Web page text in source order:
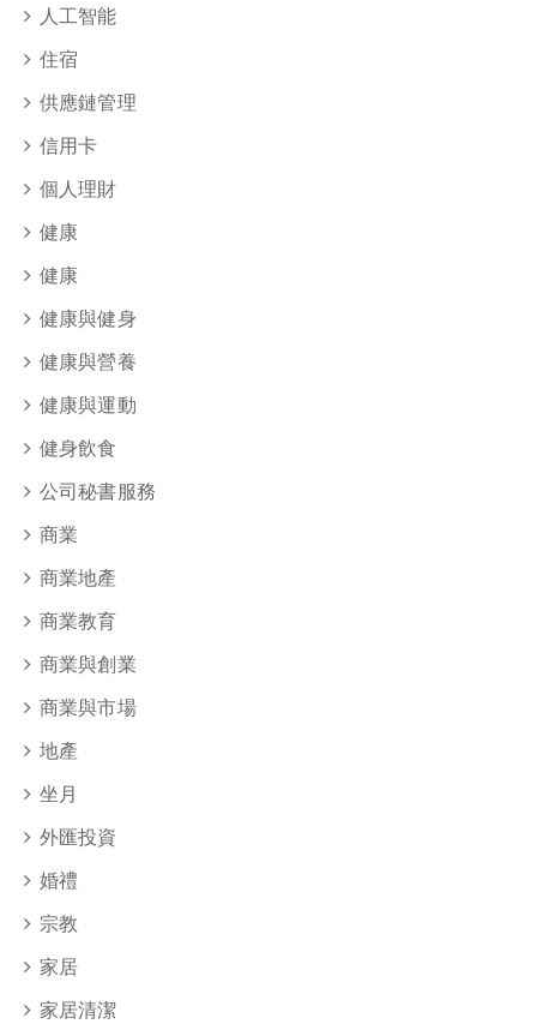
人工智能
住宿
供應鏈管理
信用卡
個人理財
健康
健康
健康與健身
健康與營養
健康與運動
健身飲食
公司秘書服務
商業
商業地產
商業教育
商業與創業
商業與市場
地產
坐月
外匯投資
婚禮
宗教
家居
家居清潔